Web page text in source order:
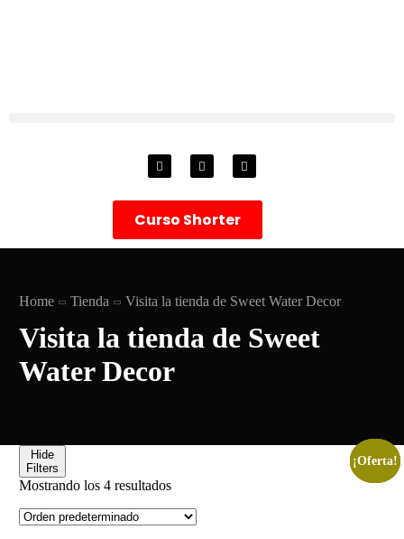
Curso Shorter
Home Tienda Visita la tienda de Sweet Water Decor
Visita la tienda de Sweet
Water Decor
Hide
Filters
Mostrando los 4 resultados
¡Oferta!
¡Oferta!
¡Oferta!
¡Oferta!